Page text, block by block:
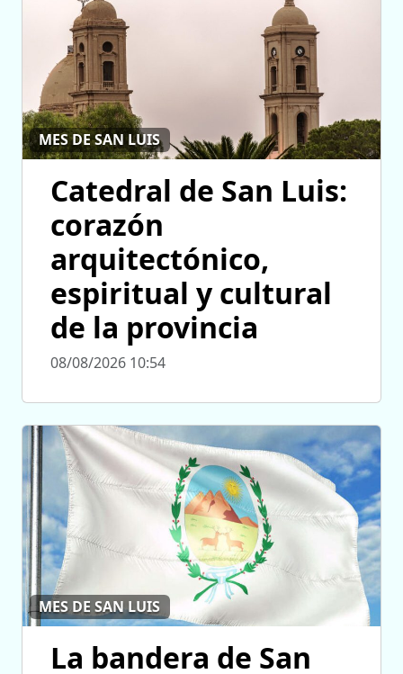
MES DE SAN LUIS
Catedral de San Luis:
corazón
arquitectónico,
espiritual y cultural
de la provincia
08/08/2026 10:54
MES DE SAN LUIS
La bandera de San